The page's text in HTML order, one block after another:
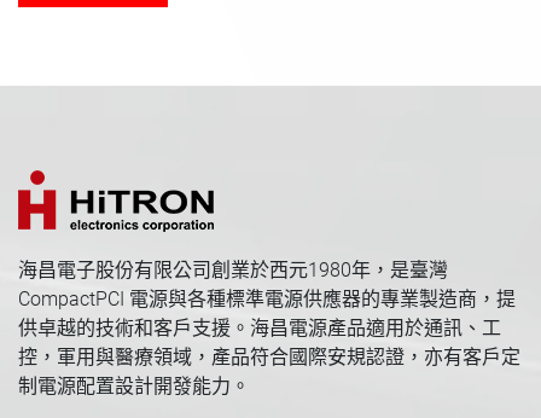
海昌電子股份有限公司創業於西元1980年，是臺灣
CompactPCI 電源與各種標準電源供應器的專業製造商，提
供卓越的技術和客戶支援。海昌電源產品適用於通訊、工
控，軍用與醫療領域，產品符合國際安規認證，亦有客戶定
制電源配置設計開發能力。